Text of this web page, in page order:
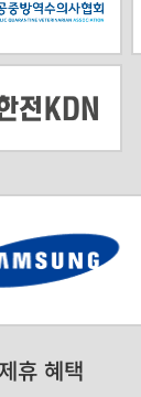
휴 혜택